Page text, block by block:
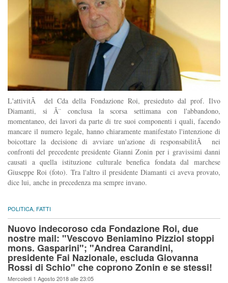
L'attivitÃ del Cda della Fondazione Roi, presieduto dal prof. Ilvo
Diamanti, si Ã¨ conclusa la scorsa settimana con l'abbandono,
momentaneo, dei lavori da parte di tre suoi componenti i quali, facendo
mancare il numero legale, hanno chiaramente manifestato l'intenzione di
boicottare la decisione di avviare un'azione di responsabilitÃ nei
confronti del precedente presidente Gianni Zonin per i gravissimi danni
causati a quella istituzione culturale benefica fondata dal marchese
Giuseppe Roi (foto). Tra l'altro il presidente Diamanti ci aveva provato,
dice lui, anche in precedenza ma sempre invano.
POLITICA FATTI
Nuovo indecoroso cda Fondazione Roi, due
nostre mail: "Vescovo Beniamino Pizziol stoppi
mons. Gasparini"; "Andrea Carandini,
presidente Fai Nazionale, escluda Giovanna
Rossi di Schio" che coprono Zonin e se stessi!
Mercoledi 1 Agosto 2018 alle 23:05